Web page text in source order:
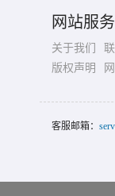
网站服务
关于我们
版权声明
客服邮箱：